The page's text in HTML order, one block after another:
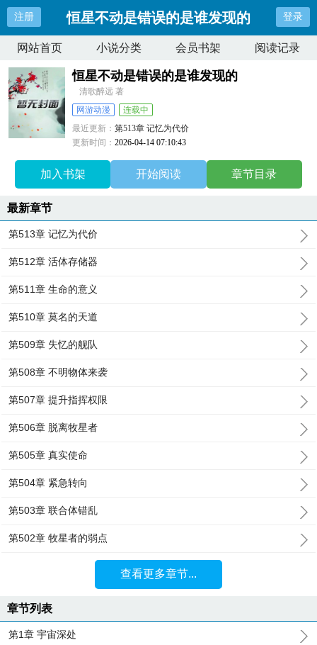
注册 恒星不动是错误的是谁发现的 登录
网站首页 小说分类 会员书架 阅读记录
恒星不动是错误的是谁发现的
清歌醉远 著
网游动漫
连载中
最近更新：第513章 记忆为代价
更新时间：2026-04-14 07:10:43
加入书架 开始阅读 章节目录
最新章节
第513章 记忆为代价
第512章 活体存储器
第511章 生命的意义
第510章 莫名的天道
第509章 失忆的舰队
第508章 不明物体来袭
第507章 提升指挥权限
第506章 脱离牧星者
第505章 真实使命
第504章 紧急转向
第503章 联合体错乱
第502章 牧星者的弱点
查看更多章节...
章节列表
第1章 宇宙深处